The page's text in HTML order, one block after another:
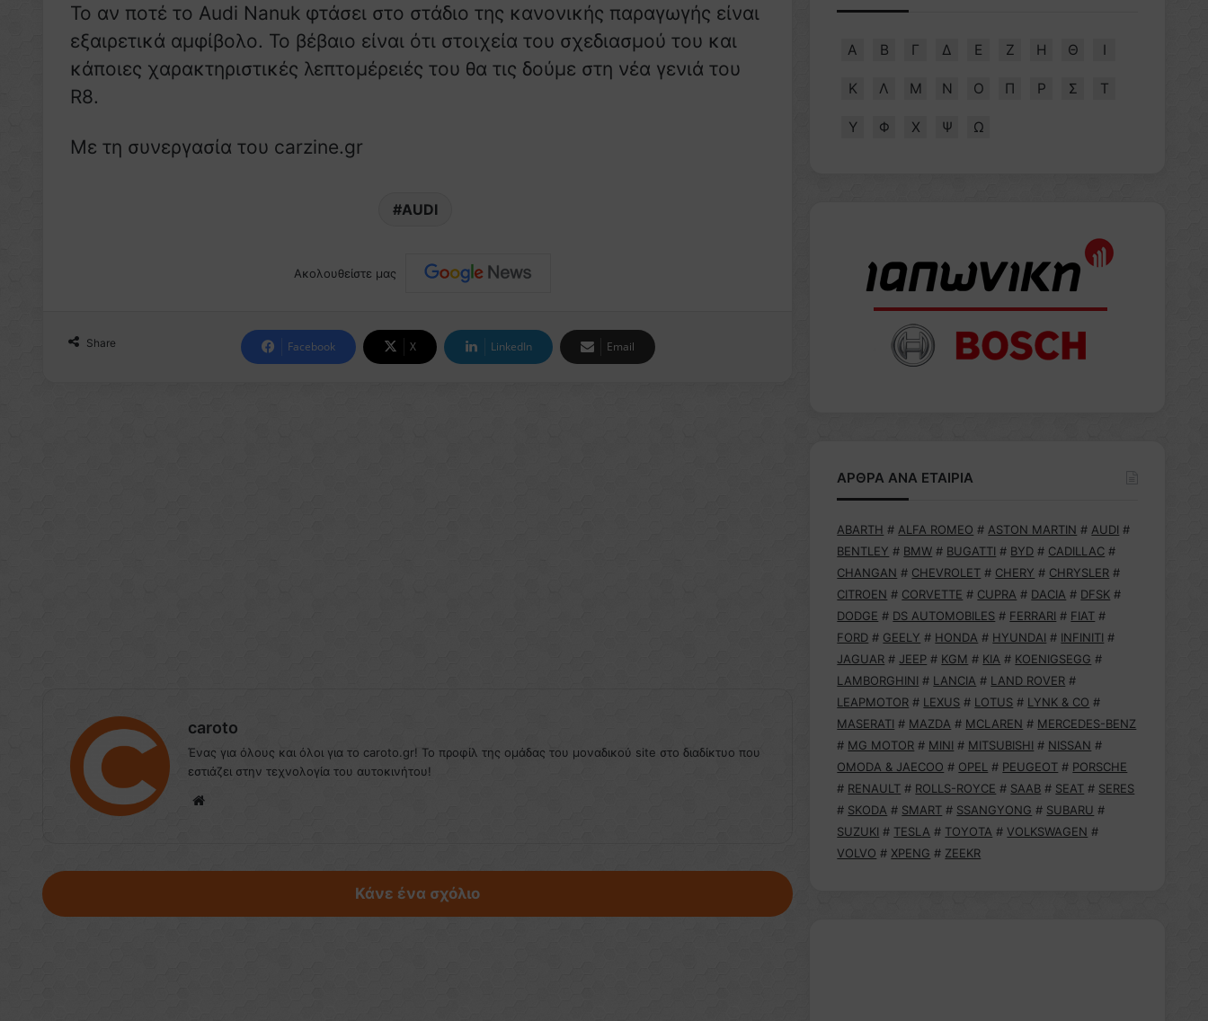
Το αν ποτέ το Audi Nanuk φτάσει στο στάδιο της κανονικής παραγωγής είναι
εξαιρετικά αμφίβολο. Το βέβαιο είναι ότι στοιχεία του σχεδιασμού του και
κάποιες χαρακτηριστικές λεπτομέρειές του θα τις δούμε στη νέα γενιά του
R8.
Με τη συνεργασία του carzine.gr
AUDI
Ακολουθείστε μας
Share Facebook X LinkedIn Email
caroto
Ένας για όλους και όλοι για το caroto.gr! Το προφίλ της ομάδας του μοναδικού site στο διαδίκτυο που
εστιάζει στην τεχνολογία του αυτοκινήτου!
Κάνε ένα σχόλιο
Α Β Γ Δ Ε Ζ Η Θ Ι
Κ Λ Μ Ν Ο Π Ρ Σ Τ
Υ Φ Χ Ψ Ω
ΑΡΘΡΑ ΑΝΑ ΕΤΑΙΡΙΑ
ABARTH # ALFA ROMEO # ASTON MARTIN # AUDI #
BENTLEY # BMW # BUGATTI # BYD # CADILLAC #
CHANGAN # CHEVROLET # CHERY # CHRYSLER #
CITROEN # CORVETTE # CUPRA # DACIA # DFSK #
DODGE # DS AUTOMOBILES # FERRARI # FIAT #
FORD # GEELY # HONDA # HYUNDAI # INFINITI #
JAGUAR # JEEP # KGM # KIA # KOENIGSEGG #
LAMBORGHINI # LANCIA # LAND ROVER #
LEAPMOTOR # LEXUS # LOTUS # LYNK & CO #
MASERATI # MAZDA # MCLAREN # MERCEDES-BENZ
# MG MOTOR # MINI # MITSUBISHI # NISSAN #
OMODA & JAECOO # OPEL # PEUGEOT # PORSCHE
# RENAULT # ROLLS-ROYCE # SAAB # SEAT # SERES
# SKODA # SMART # SSANGYONG # SUBARU #
SUZUKI # TESLA # TOYOTA # VOLKSWAGEN #
VOLVO # XPENG # ZEEKR